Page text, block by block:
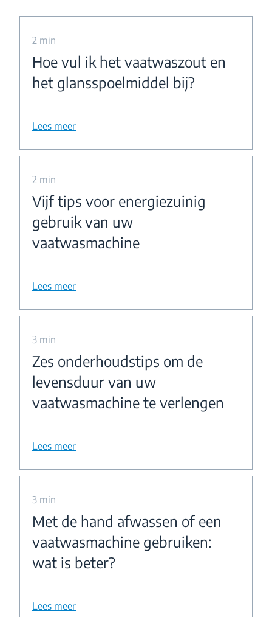
2 min
Hoe vul ik het vaatwaszout en
het glansspoelmiddel bij?
Lees meer
2 min
Vijf tips voor energiezuinig
gebruik van uw
vaatwasmachine
Lees meer
3 min
Zes onderhoudstips om de
levensduur van uw
vaatwasmachine te verlengen
Lees meer
3 min
Met de hand afwassen of een
vaatwasmachine gebruiken:
wat is beter?
Lees meer